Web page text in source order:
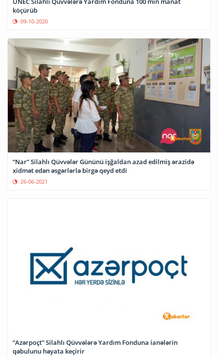
köçürüb
09-10-2020
“Nar” Silahlı Qüvvələr Gününü işğaldan azad edilmiş ərazidə
xidmət edən əsgərlərlə birgə qeyd etdi
26-06-2021
“Azərpoçt” Silahlı Qüvvələrə Yardım Fonduna ianələrin
qəbulunu həyata keçirir